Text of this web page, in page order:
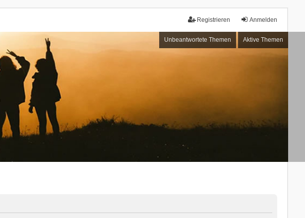
Anmelden
Registrieren
Unbeantwortete Themen Aktive Themen